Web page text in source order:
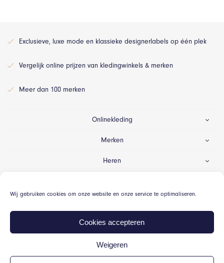
Wij gebruiken cookies om onze website en onze service te optimaliseren.
Cookies accepteren
Weigeren
Exclusieve, luxe mode en klassieke designerlabels op één plek
Vergelijk online prijzen van kledingwinkels & merken
Meer dan 100 merken
Onlinekleding
Merken
Heren
© Onlinekleding.nl 2026